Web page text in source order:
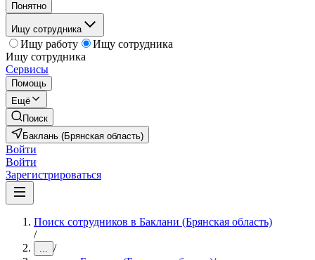
Понятно
Ищу сотрудника
Ищу работу
Ищу сотрудника
Ищу сотрудника
Сервисы
Помощь
Ещё
Поиск
Баклань (Брянская область)
Войти
Войти
Зарегистрироваться
Поиск сотрудников в Баклани (Брянская область)
/
... /